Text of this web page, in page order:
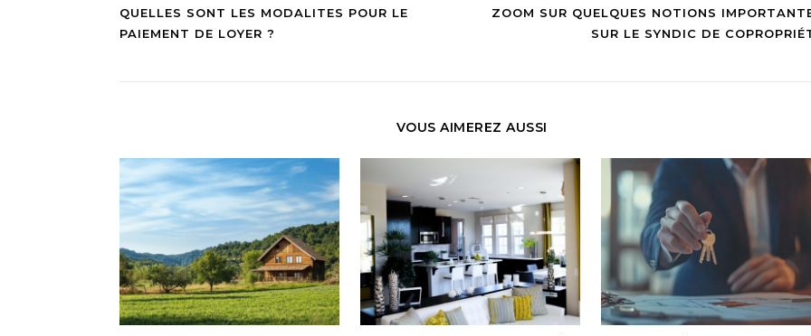
QUELLES SONT LES MODALITES POUR LE
PAIEMENT DE LOYER ?
ZOOM SUR QUELQUES NOTIONS
SUR LE SYNDIC DE
VOUS AIMEREZ AUSSI